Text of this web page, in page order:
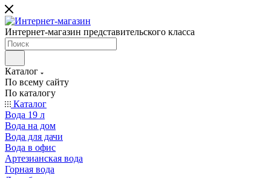
Интернет-магазин представительского класса
Каталог
По всему сайту
По каталогу
Каталог
Вода 19 л
Вода на дом
Вода для дачи
Вода в офис
Артезианская вода
Горная вода